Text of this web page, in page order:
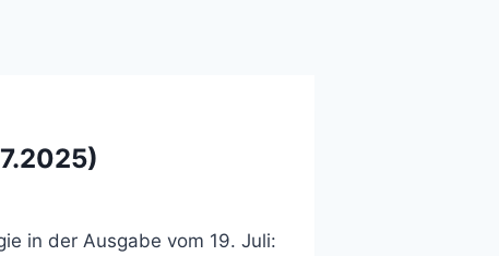
in der Ausgabe vom 19. Juli: